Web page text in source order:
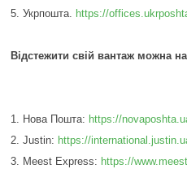
5. Укрпошта. https://
Відстежити свій вантаж можна
1. Нова Пошта: https://
2. Justin: https://
3. Meest Express: https://